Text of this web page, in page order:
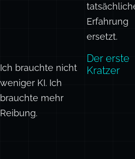
Erfahrung
ersetzt.
Ich brauchte nicht
weniger KI. Ich
brauchte mehr
Reibung.
Der erste
Kratzer